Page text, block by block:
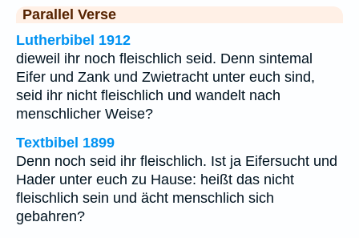
Parallel Verse
Lutherbibel 1912
dieweil ihr noch fleischlich seid. Denn sintemal
Eifer und Zank und Zwietracht unter euch sind,
seid ihr nicht fleischlich und wandelt nach
menschlicher Weise?
Textbibel 1899
Denn noch seid ihr fleischlich. Ist ja Eifersucht und
Hader unter euch zu Hause: heißt das nicht
fleischlich sein und ächt menschlich sich
gebahren?